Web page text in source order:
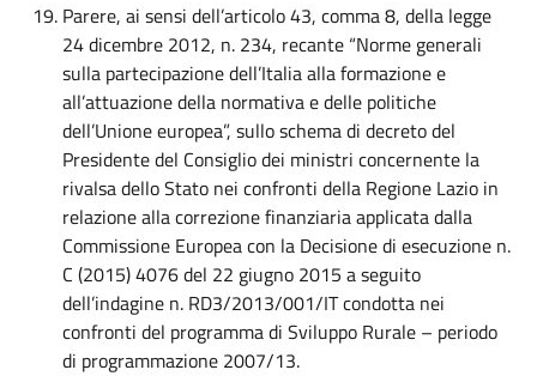
Parere, ai sensi dell’articolo 43, comma 8, della legge
24 dicembre 2012, n. 234, recante “Norme generali
sulla partecipazione dell’Italia alla formazione e
all’attuazione della normativa e delle politiche
dell’Unione europea”, sullo schema di decreto del
Presidente del Consiglio dei ministri concernente la
rivalsa dello Stato nei confronti della Regione Lazio in
relazione alla correzione finanziaria applicata dalla
Commissione Europea con la Decisione di esecuzione n.
C (2015) 4076 del 22 giugno 2015 a seguito
dell’indagine n. RD3/2013/001/IT condotta nei
confronti del programma di Sviluppo Rurale – periodo
di programmazione 2007/13.